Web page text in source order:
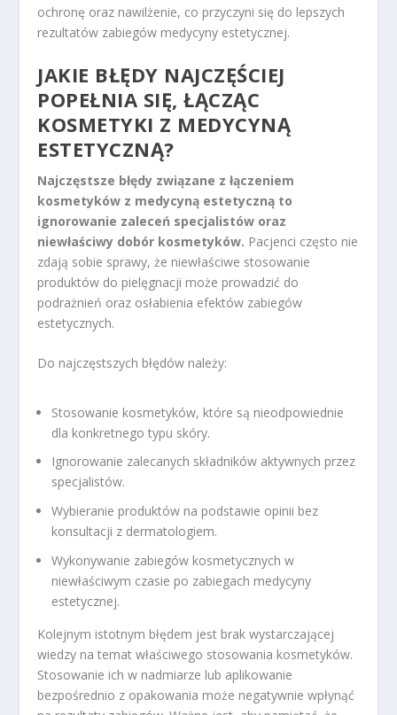
ochronę oraz nawilżenie, co przyczyni się do lepszych
rezultatów zabiegów medycyny estetycznej.
JAKIE BŁĘDY NAJCZĘŚCIEJ
POPEŁNIA SIĘ, ŁĄCZĄC
KOSMETYKI Z MEDYCYNĄ
ESTETYCZNĄ?
Najczęstsze błędy związane z łączeniem
kosmetyków z medycyną estetyczną to
ignorowanie zaleceń specjalistów oraz
niewłaściwy dobór kosmetyków. Pacjenci często nie
zdają sobie sprawy, że niewłaściwe stosowanie
produktów do pielęgnacji może prowadzić do
podrażnień oraz osłabienia efektów zabiegów
estetycznych.
Do najczęstszych błędów należy:
Stosowanie kosmetyków, które są nieodpowiednie
dla konkretnego typu skóry.
Ignorowanie zalecanych składników aktywnych przez
specjalistów.
Wybieranie produktów na podstawie opinii bez
konsultacji z dermatologiem.
Wykonywanie zabiegów kosmetycznych w
niewłaściwym czasie po zabiegach medycyny
estetycznej.
Kolejnym istotnym błędem jest brak wystarczającej
wiedzy na temat właściwego stosowania kosmetyków.
Stosowanie ich w nadmiarze lub aplikowanie
bezpośrednio z opakowania może negatywnie wpłynąć